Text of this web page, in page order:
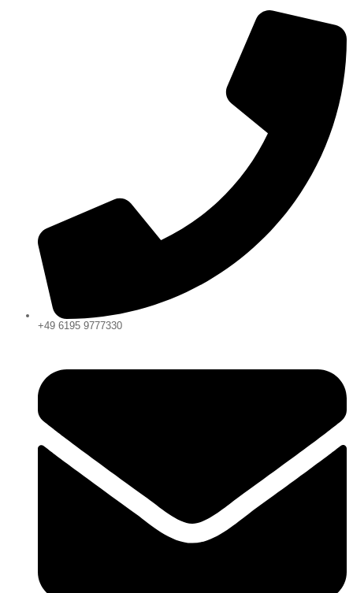
+49 6195 9777330